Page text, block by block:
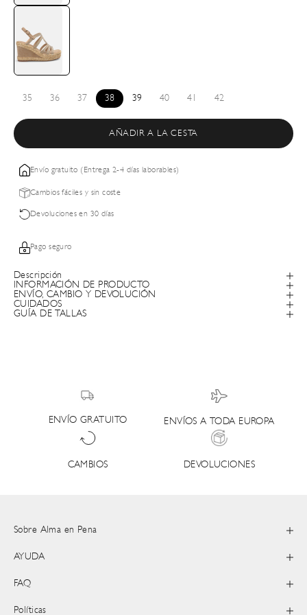
35 36 37 38 39 40 41 42
AÑADIR A LA CESTA
Envío gratuito (Entrega 2-4 días laborables)
Cambios fáciles y sin coste
Devoluciones en 30 días
Pago seguro
Descripción
INFORMACIÓN DE PRODUCTO
ENVÍO, CAMBIO Y DEVOLUCIÓN
CUIDADOS
GUÍA DE TALLAS
ENVÍO GRATUITO ENVÍOS A TODA EUROPA
CAMBIOS DEVOLUCIONES
Sobre Alma en Pena
AYUDA
FAQ
Políticas